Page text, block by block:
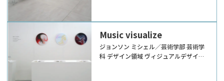
Music visualize
ジョンソン ミシェル／芸術学部 芸術学
科 デザイン領域 ヴィジュアルデザイン